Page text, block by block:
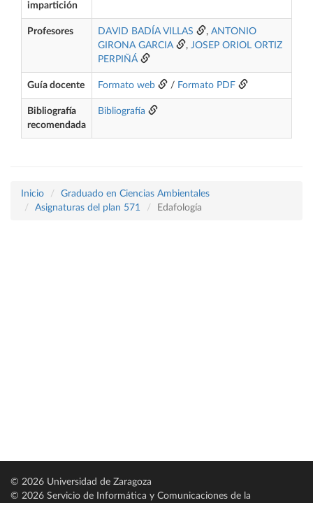
impartición
Profesores DAVID BADÍA VILLAS , ANTONIO
GIRONA GARCIA
, JOSEP ORIOL ORTIZ
PERPIÑÁ
Guía docente Formato web / Formato PDF
Bibliografía
recomendada
Bibliografía
Inicio
Graduado en Ciencias Ambientales
Asignaturas del plan 571
Edafología
© 2026 Universidad de Zaragoza
© 2026 Servicio de Informática y Comunicaciones de la